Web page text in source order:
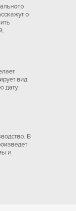
о
вид
дату
В
и